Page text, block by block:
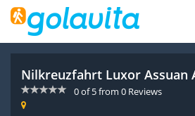
Nilkreuzfahrt Luxor Assuan
0of5from 0 Reviews